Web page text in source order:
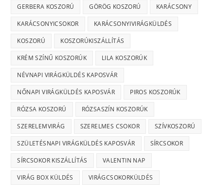
GERBERA KOSZORÚ GÖRÖG KOSZORÚ KARÁCSONY
KARÁCSONYICSOKOR KARÁCSONYIVIRÁGKÜLDÉS
KOSZORÚ KOSZORÚKISZÁLLÍTÁS
KRÉM SZÍNŰ KOSZORÚK LILA KOSZORÚK
NÉVNAPI VIRÁGKÜLDÉS KAPOSVÁR
NŐNAPI VIRÁGKÜLDÉS KAPOSVÁR PIROS KOSZORÚK
RÓZSA KOSZORÚ RÓZSASZÍN KOSZORÚK
SZERELEMVIRÁG SZERELMES CSOKOR SZÍVKOSZORÚ
SZÜLETÉSNAPI VIRÁGKÜLDÉS KAPOSVÁR SÍRCSOKOR
SÍRCSOKOR KISZÁLLÍTÁS VALENTIN NAP
VIRÁG BOX KÜLDÉS VIRÁGCSOKORKÜLDÉS